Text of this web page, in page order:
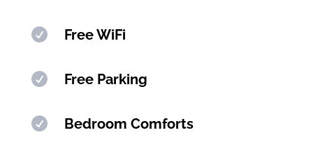
 Free WiFi
 Free Parking
 Bedroom Comforts